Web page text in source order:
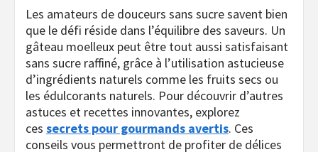
Les amateurs de douceurs sans sucre savent bien
que le défi réside dans l’équilibre des saveurs. Un
gâteau moelleux peut être tout aussi satisfaisant
sans sucre raffiné, grâce à l’utilisation astucieuse
d’ingrédients naturels comme les fruits secs ou
les édulcorants naturels. Pour découvrir d’autres
astuces et recettes innovantes, explorez
ces secrets pour gourmands avertis. Ces
conseils vous permettront de profiter de délices